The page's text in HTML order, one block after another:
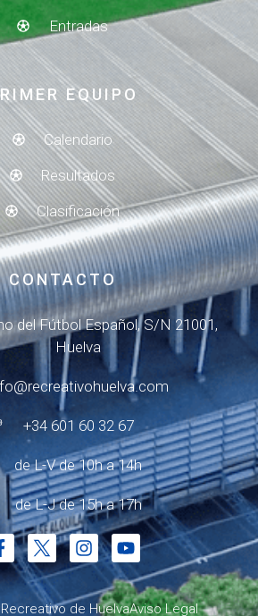
Entradas
EQUIPO
Calendario
Resultados
Clasificación
CONTACTO
del Fútbol Español, S/N 21001,
Huelva
+34 601 60 32 67
de L-V de 10h a 14h
de L-J de 15h a 17h
de HuelvaAviso Legal